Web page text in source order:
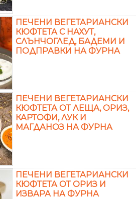
ПЕЧЕНИ ВЕГЕТАРИАНСКИ
КЮФТЕТА С НАХУТ,
СЛЪНЧОГЛЕД, БАДЕМИ И
ПОДПРАВКИ НА ФУРНА
ПЕЧЕНИ ВЕГЕТАРИАНСКИ
КЮФТЕТА ОТ ЛЕЩА, ОРИЗ,
КАРТОФИ, ЛУК И
МАГДАНОЗ НА ФУРНА
ПЕЧЕНИ ВЕГЕТАРИАНСКИ
КЮФТЕТА ОТ ОРИЗ И
ИЗВАРА НА ФУРНА